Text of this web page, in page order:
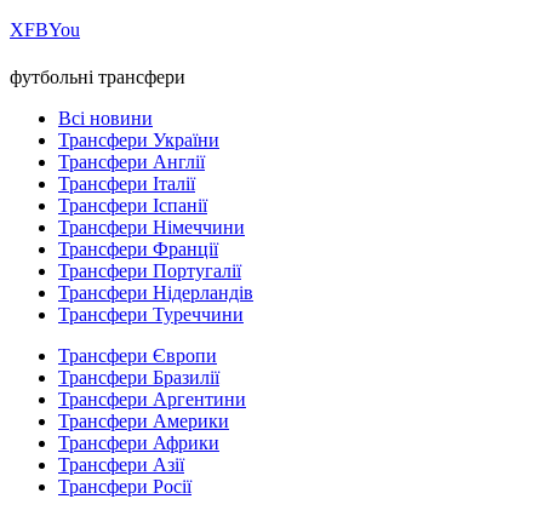
ХFBYou
футбольні трансфери
Всі новини
Трансфери України
Трансфери Англії
Трансфери Італії
Трансфери Іспанії
Трансфери Німеччини
Трансфери Франції
Трансфери Португалії
Трансфери Нідерландів
Трансфери Туреччини
Трансфери Європи
Трансфери Бразилії
Трансфери Аргентини
Трансфери Америки
Трансфери Африки
Трансфери Азії
Трансфери Росії